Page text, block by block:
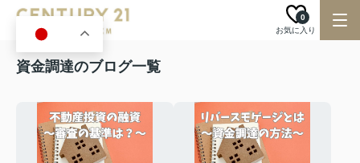
お気に入り
0
資金調達のブログ一覧